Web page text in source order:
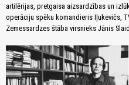
artilērijas, pretgaisa aizsardzības un
operāciju spēku komandieris Iļukevičs,
Zemessardzes štāba virsnieks Jānis